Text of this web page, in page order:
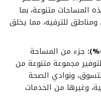
المساحات متنوعة، بما
للترفيه، مما يخلق
جزء من المساحة
مجموعة متنوعة من
ونوادي الصحة
وغيرها من الخدمات